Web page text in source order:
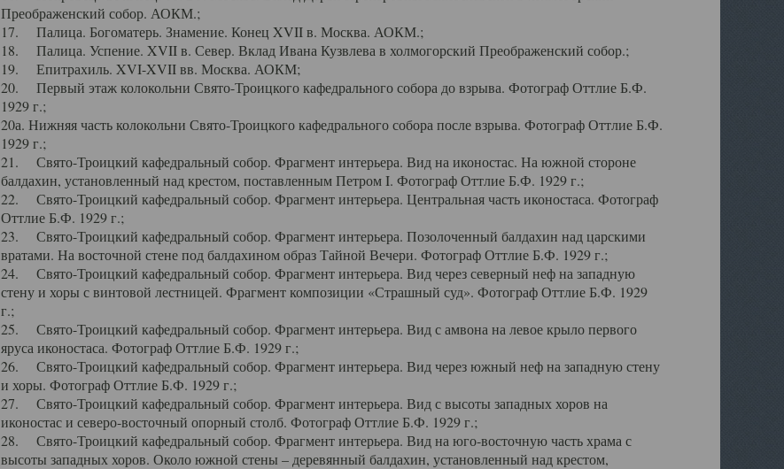
Преображенский собор. АОКМ.;
17. Палица. Богоматерь. Знамение. Конец XVII в. Москва. АОКМ.;
18. Палица. Успение. XVII в. Север. Вклад Ивана Кузвлева в холмогорский Преображенский собор.;
19. Епитрахиль. XVI-XVII вв. Москва. АОКМ;
20. Первый этаж колокольни Свято-Троицкого кафедрального собора до взрыва. Фотограф Оттлие Б.Ф.
1929 г.;
20а. Нижняя часть колокольни Свято-Троицкого кафедрального собора после взрыва. Фотограф Оттлие Б.Ф.
1929 г.;
21. Свято-Троицкий кафедральный собор. Фрагмент интерьера. Вид на иконостас. На южной стороне
балдахин, установленный над крестом, поставленным Петром I. Фотограф Оттлие Б.Ф. 1929 г.;
22. Свято-Троицкий кафедральный собор. Фрагмент интерьера. Центральная часть иконостаса. Фотограф
Оттлие Б.Ф. 1929 г.;
23. Свято-Троицкий кафедральный собор. Фрагмент интерьера. Позолоченный балдахин над царскими
вратами. На восточной стене под балдахином образ Тайной Вечери. Фотограф Оттлие Б.Ф. 1929 г.;
24. Свято-Троицкий кафедральный собор. Фрагмент интерьера. Вид через северный неф на западную
стену и хоры с винтовой лестницей. Фрагмент композиции «Страшный суд». Фотограф Оттлие Б.Ф. 1929
г.;
25. Свято-Троицкий кафедральный собор. Фрагмент интерьера. Вид с амвона на левое крыло первого
яруса иконостаса. Фотограф Оттлие Б.Ф. 1929 г.;
26. Свято-Троицкий кафедральный собор. Фрагмент интерьера. Вид через южный неф на западную стену
и хоры. Фотограф Оттлие Б.Ф. 1929 г.;
27. Свято-Троицкий кафедральный собор. Фрагмент интерьера. Вид с высоты западных хоров на
иконостас и северо-восточный опорный столб. Фотограф Оттлие Б.Ф. 1929 г.;
28. Свято-Троицкий кафедральный собор. Фрагмент интерьера. Вид на юго-восточную часть храма с
высоты западных хоров. Около южной стены – деревянный балдахин, установленный над крестом,